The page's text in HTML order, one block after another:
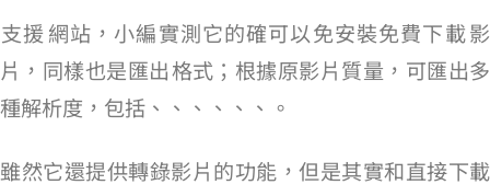
支援 100+ 網站，小編實測它的確可以免安裝免費下載 Vimeo 影
片，同樣也是匯出 MP4 格式；根據原影片質量，可匯出多
種解析度，包括 240p、360p、540p、720p、1080p、1440p、2160p。
雖然它還提供轉錄影片的功能，但是其實和直接下載